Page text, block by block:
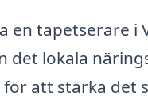
en tapetserare i
det lokala
att stärka det